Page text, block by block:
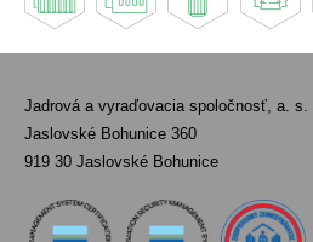
Jadrová a vyraďovacia spoločnosť, a. s.
Jaslovské Bohunice 360
919 30 Jaslovské Bohunice